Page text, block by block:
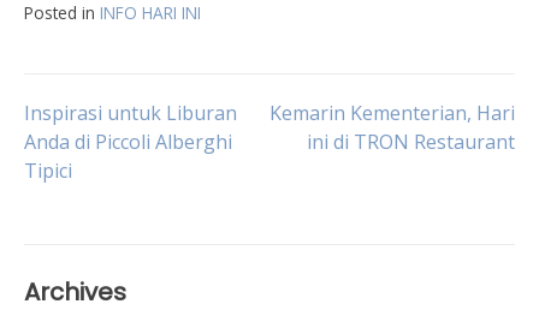
Posted in INFO HARI INI
Post
navigation
Inspirasi untuk Liburan
Anda di Piccoli Alberghi
Tipici
Kemarin Kementerian, Hari
ini di TRON Restaurant
Archives